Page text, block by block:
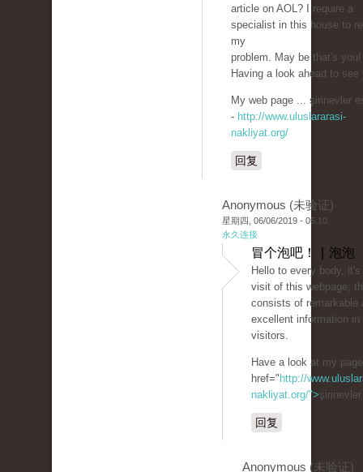
article on AOL? I require a
specialist in this house to
my
problem. May be that's you!
Having a look ahead to see
My web page ... şirinevler
- http://www.uluslararasi-
nakliyat.org/
回复
Anonymous (未验证)
星期四, 06/06/2019 - 05:10
永久连接
冒个泡吧！ | 泡泡
Hello to every body,
visit of this webpage;
consists of remarkable
excellent information in
visitors.
Have a look at my
href=" http://
nakliyat.org/">
回复
Anonymous (未验证)